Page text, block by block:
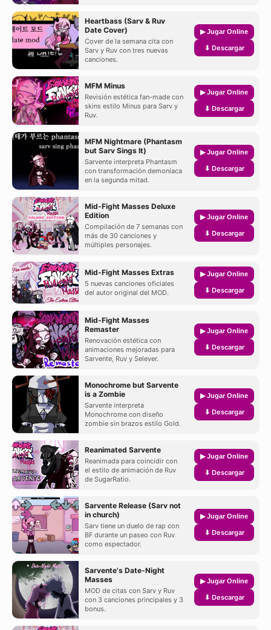
Heartbass (Sarv & Ruv
Date Cover)
Cover de la semana cita con
Sarv y Ruv con tres nuevas
canciones.
▶ Jugar Online
⬇ Descargar
MFM Minus
Revisión estética fan-made con
skins estilo Minus para Sarv y
Ruv.
▶ Jugar Online
⬇ Descargar
MFM Nightmare (Phantasm
but Sarv Sings It)
Sarvente interpreta Phantasm
con transformación demoníaca
en la segunda mitad.
▶ Jugar Online
⬇ Descargar
Mid-Fight Masses Deluxe
Edition
Compilación de 7 semanas con
más de 30 canciones y
múltiples personajes.
▶ Jugar Online
⬇ Descargar
Mid-Fight Masses Extras
5 nuevas canciones oficiales
del autor original del MOD.
▶ Jugar Online
⬇ Descargar
Mid-Fight Masses
Remaster
Renovación estética con
animaciones mejoradas para
Sarvente, Ruv y Selever.
▶ Jugar Online
⬇ Descargar
Monochrome but Sarvente
is a Zombie
Sarvente interpreta
Monochrome con diseño
zombie sin brazos estilo Gold.
▶ Jugar Online
⬇ Descargar
Reanimated Sarvente
Reanimada para coincidir con
el estilo de animación de Ruv
de SugarRatio.
▶ Jugar Online
⬇ Descargar
Sarvente Release (Sarv not
in church)
Sarv tiene un duelo de rap con
BF durante un paseo con Ruv
como espectador.
▶ Jugar Online
⬇ Descargar
Sarvente's Date-Night
Masses
MOD de citas con Sarv y Ruv
con 3 canciones principales y 3
bonus.
▶ Jugar Online
⬇ Descargar